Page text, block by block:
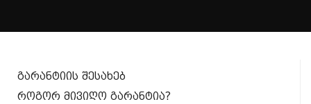
გარანტიის შესახებ
როგორ მივიღო გარანტია?